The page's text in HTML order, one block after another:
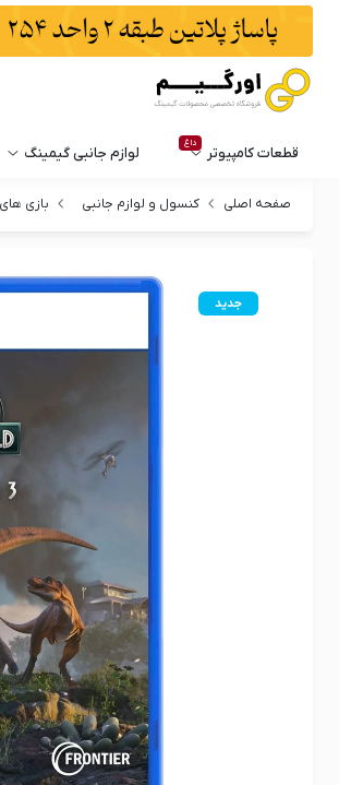
قطعات کامپیوتر
داغ
لوازم جانبی گیمینگ
صفحه اصلی کنسول و لوازم جانبی بازی
جدید